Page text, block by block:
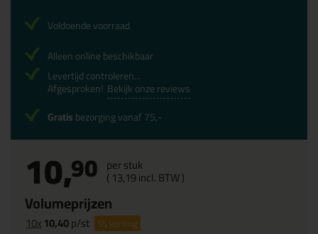
10,90 per stuk
( 13,19incl. BTW )
Volumeprijzen
10x10,40p/st 5%korting
Voldoende voorraad
Alleen online beschikbaar
Levertijd controleren...
Afgesproken! Bekijk onze reviews
Gratisbezorging vanaf 75,-